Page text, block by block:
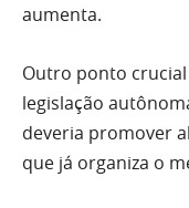
aumenta.
Outro ponto
legislação
deveria promover
que já organiza o